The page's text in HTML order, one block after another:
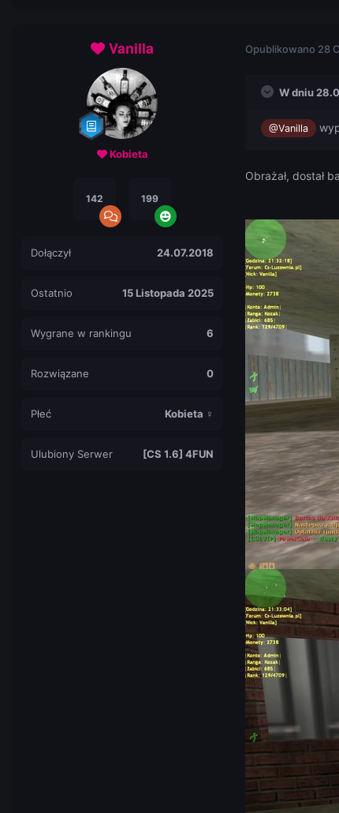
Vanilla
Kobieta
142 199
Dołączył 24.07.2018
Ostatnio 15 Listopada 2025
Wygrane w rankingu 6
Rozwiązane 0
Płeć Kobieta ♀
Ulubiony Serwer [CS 1.6] 4FUN
Opublikowano 28
W dniu
@Vanilla
Obrażał, dostał